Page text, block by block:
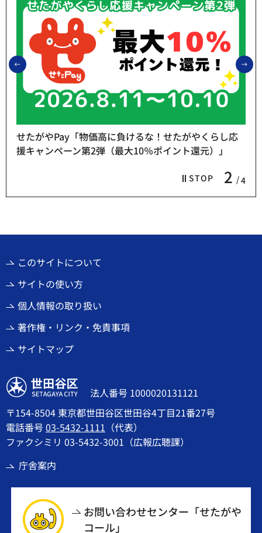
前のスライドを表示
STOP 2 4
せたがやPay「物価高に負けるな！せたがやくらし応
援キャンペーン第2弾（最大10％ポイント還元）」
このサイトについて
サイトの使い方
個人情報の取り扱い
著作権・リンク・免責事項
サイトマップ
世田谷区
法人番号 1000020131121
〒154-8504 東京都世田谷区世田谷4丁目21番27号
電話番号03-5432-1111 （代表）
ファクシミリ 03-5432-3001（広報広聴課）
庁舎案内
お問い合わせセンター「せたがや
コール」